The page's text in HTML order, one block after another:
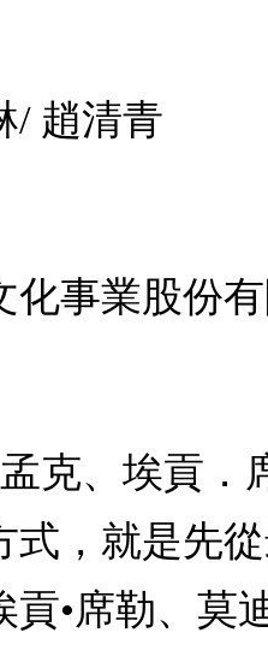
/ 趙清青
化事業股份有
克、埃貢．
式，就是先
貢•席勒、莫